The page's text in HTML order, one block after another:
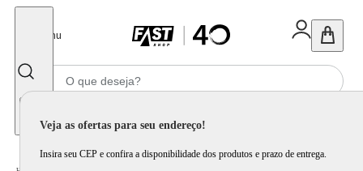
Menu
Veja as ofertas para seu endereço!
Insira seu CEP e confira a disponibilidade dos produtos e prazo de entrega.